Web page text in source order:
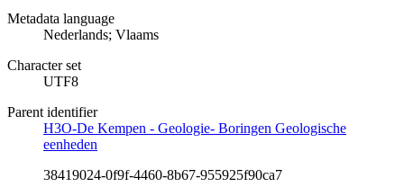
Metadata language
Nederlands; Vlaams
Character set
UTF8
Parent identifier
H3O-De Kempen - Geologie- Boringen Geologische
eenheden
38419024-0f9f-4460-8b67-955925f90ca7